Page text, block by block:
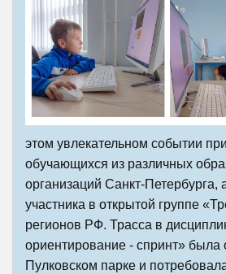
этом увлекательном событии
обучающихся из различных
организаций Санкт-Петербурга,
участника в открытой группе
регионов РФ. Трасса в
ориентирование - спринт» была
Пулковском парке и